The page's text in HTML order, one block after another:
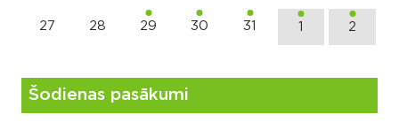
27 28 29 30 31 1 2
Šodienas pasākumi